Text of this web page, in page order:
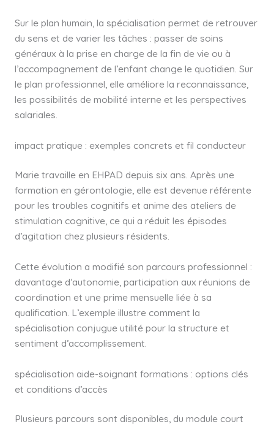
Sur le plan humain, la spécialisation permet de retrouver
du sens et de varier les tâches : passer de soins
généraux à la prise en charge de la fin de vie ou à
l’accompagnement de l’enfant change le quotidien. Sur
le plan professionnel, elle améliore la reconnaissance,
les possibilités de mobilité interne et les perspectives
salariales.
impact pratique : exemples concrets et fil conducteur
Marie travaille en EHPAD depuis six ans. Après une
formation en gérontologie, elle est devenue référente
pour les troubles cognitifs et anime des ateliers de
stimulation cognitive, ce qui a réduit les épisodes
d’agitation chez plusieurs résidents.
Cette évolution a modifié son parcours professionnel :
davantage d’autonomie, participation aux réunions de
coordination et une prime mensuelle liée à sa
qualification. L’exemple illustre comment la
spécialisation conjugue utilité pour la structure et
sentiment d’accomplissement.
spécialisation aide-soignant formations : options clés
et conditions d’accès
Plusieurs parcours sont disponibles, du module court